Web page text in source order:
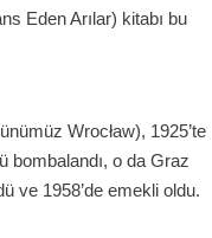
Eden Arılar) kitabı bu
Wrocław), 1925’te
bombalandı, o da Graz
ve 1958’de emekli oldu.